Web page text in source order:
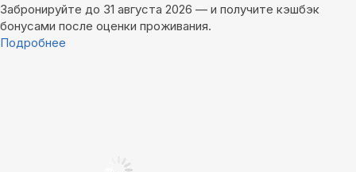
Забронируйте до 31 августа 2026 — и получите кэшбэк
бонусами после оценки проживания.
Подробнее